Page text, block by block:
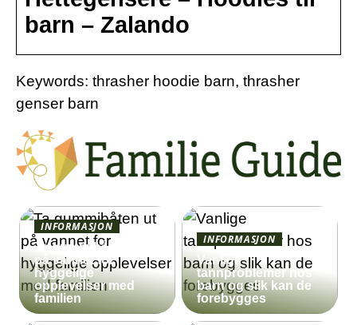
barn – Zalando
Keywords: thrasher hoodie barn, thrasher
genser barn
INFORMASJON
Ta gummibåten ut
på vannet for
hyggelige
opplevelser med
familien
INFORMASJON
Vanlige
tannproblemer hos
barn og slik kan de
forebygges